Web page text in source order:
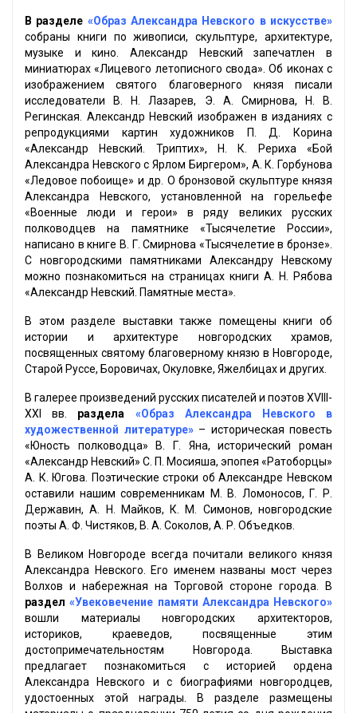
В разделе «Образ Александра Невского в искусстве»
собраны книги по живописи, скульптуре, архитектуре,
музыке и кино. Александр Невский запечатлен в
миниатюрах «Лицевого летописного свода». Об иконах с
изображением святого благоверного князя писали
исследователи В. Н. Лазарев, Э. А. Смирнова, Н. В.
Регинская. Александр Невский изображен в изданиях с
репродукциями картин художников П. Д. Корина
«Александр Невский. Триптих», Н. К. Рериха «Бой
Александра Невского с Ярлом Биргером», А. К. Горбунова
«Ледовое побоище» и др. О бронзовой скульптуре князя
Александра Невского, установленной на горельефе
«Военные люди и герои» в ряду великих русских
полководцев на памятнике «Тысячелетие России»,
написано в книге В. Г. Смирнова «Тысячелетие в бронзе».
С новгородскими памятниками Александру Невскому
можно познакомиться на страницах книги А. Н. Рябова
«Александр Невский. Памятные места».
В этом разделе выставки также помещены книги об
истории и архитектуре новгородских храмов,
посвященных святому благоверному князю в Новгороде,
Старой Руссе, Боровичах, Окуловке, Яжелбицах и других.
В галерее произведений русских писателей и поэтов XVIII-
XXI вв. раздела
«Образ Александра Невского в
художественной литературе»– историческая повесть
«Юность полководца» В. Г. Яна, исторический роман
«Александр Невский» С. П. Мосияша, эпопея «Ратоборцы»
А. К. Югова. Поэтические строки об Александре Невском
оставили нашим современникам М. В. Ломоносов, Г. Р.
Державин, А. Н. Майков, К. М. Симонов, новгородские
поэты А. Ф. Чистяков, В. А. Соколов, А. Р. Объедков.
В Великом Новгороде всегда почитали великого князя
Александра Невского. Его именем названы мост через
Волхов и набережная на Торговой стороне города. В
раздел«Увековечение памяти Александра Невского»
вошли материалы новгородских архитекторов,
историков, краеведов, посвященные этим
достопримечательностям Новгорода. Выставка
предлагает познакомиться с историей ордена
Александра Невского и с биографиями новгородцев,
удостоенных этой награды. В разделе размещены